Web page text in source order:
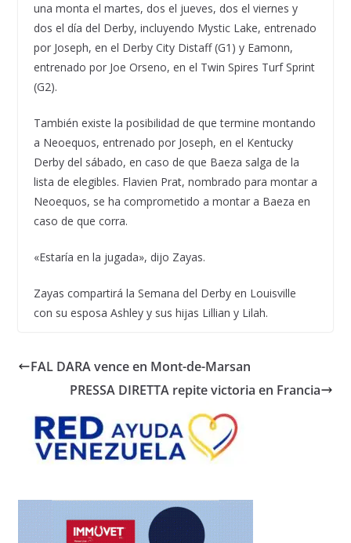
una monta el martes, dos el jueves, dos el viernes y
dos el día del Derby, incluyendo Mystic Lake, entrenado
por Joseph, en el Derby City Distaff (G1) y Eamonn,
entrenado por Joe Orseno, en el Twin Spires Turf Sprint
(G2).
También existe la posibilidad de que termine montando
a Neoequos, entrenado por Joseph, en el Kentucky
Derby del sábado, en caso de que Baeza salga de la
lista de elegibles. Flavien Prat, nombrado para montar a
Neoequos, se ha comprometido a montar a Baeza en
caso de que corra.
«Estaría en la jugada», dijo Zayas.
Zayas compartirá la Semana del Derby en Louisville
con su esposa Ashley y sus hijas Lillian y Lilah.
FAL DARA vence en Mont-de-Marsan
PRESSA DIRETTA repite victoria en Francia